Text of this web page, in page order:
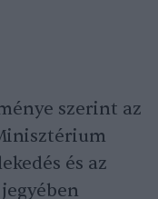
szerint az
és az